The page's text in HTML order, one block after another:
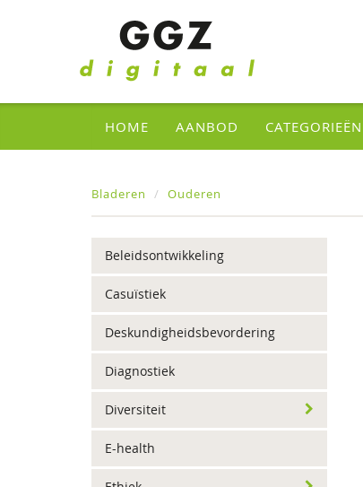
HOME AANBOD CATEGORIEËN
Bladeren Ouderen
Beleidsontwikkeling
Casuïstiek
Deskundigheidsbevordering
Diagnostiek
Diversiteit
E-health